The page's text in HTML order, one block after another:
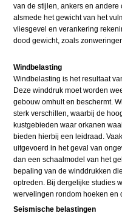
van de stijlen, ankers en
alsmede het gewicht van het
vliesgevel en verankering
dood gewicht, zoals
Windbelasting
Windbelasting is het resultaat
Deze winddruk moet worden
gebouw omhult en beschermt.
sterk verschillen, waarbij de
kustgebieden waar orkanen
bieden hierbij een leidraad.
uitgevoerd in het geval van
dan een schaalmodel van het
bepaling van de winddrukken
optreden. Bij dergelijke studies
wervelingen rondom hoeken
Seismische belastingen